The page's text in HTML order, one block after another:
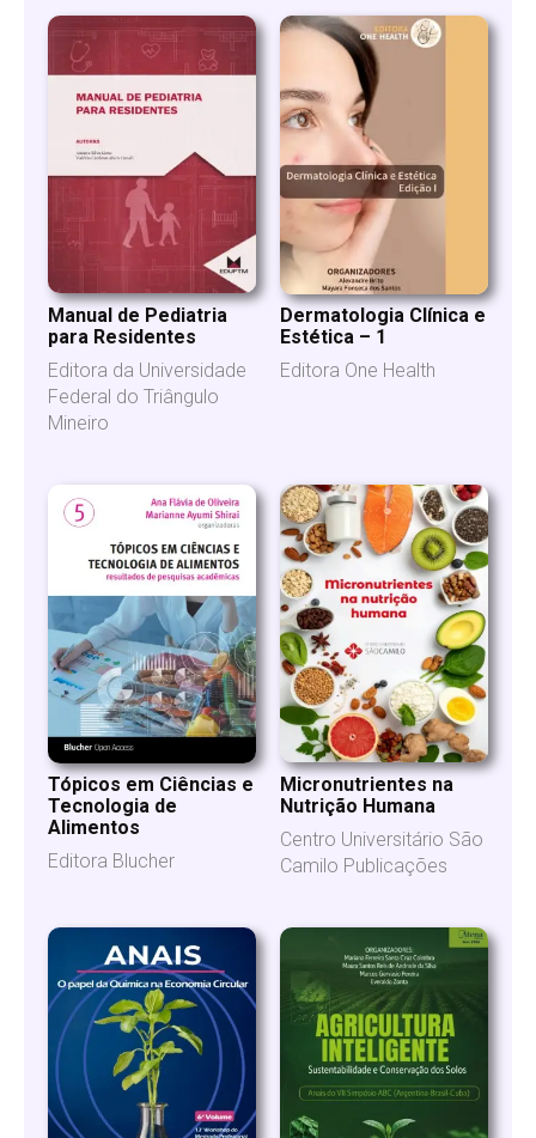
Manual de Pediatria
para Residentes
Editora da Universidade
Federal do Triângulo
Mineiro
Dermatologia Clínica e
Estética – 1
Editora One Health
Tópicos em Ciências e
Tecnologia de
Alimentos
Editora Blucher
Micronutrientes na
Nutrição Humana
Centro Universitário São
Camilo Publicações